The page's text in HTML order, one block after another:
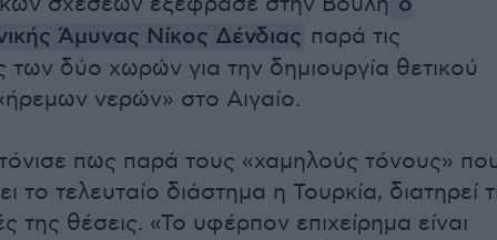
Άμυνας Νίκος Δένδιας παρά τις
των δύο χωρών για την δημιουργία θετικού
νερών» στο Αιγαίο.
πως παρά τους «χαμηλούς τόνους»
το τελευταίο διάστημα η Τουρκία, διατηρεί
της θέσεις. «Το υφέρπον επιχείρημα είναι